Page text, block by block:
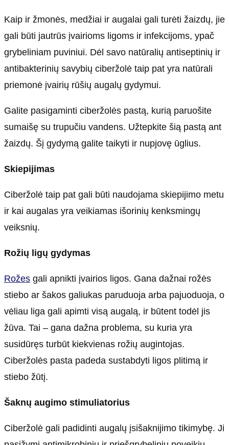
Kaip ir žmonės, medžiai ir augalai gali turėti žaizdų, jie
gali būti jautrūs įvairioms ligoms ir infekcijoms, ypač
grybeliniam puviniui. Dėl savo natūralių antiseptinių ir
antibakterinių savybių ciberžolė taip pat yra natūrali
priemonė įvairių rūšių augalų gydymui.
Galite pasigaminti ciberžolės pastą, kurią paruošite
sumaišę su trupučiu vandens. Užtepkite šią pastą ant
žaizdų. Šį gydymą galite taikyti ir nupjovę ūglius.
Skiepijimas
Ciberžolė taip pat gali būti naudojama skiepijimo metu
ir kai augalas yra veikiamas išorinių kenksmingų
veiksnių.
Rožių ligų gydymas
Rožes gali apnikti įvairios ligos. Gana dažnai rožės
stiebo ar šakos galiukas paruduoja arba pajuoduoja, o
vėliau liga gali apimti visą augalą, ir būtent todėl jis
žūva. Tai – gana dažna problema, su kuria yra
susidūręs turbūt kiekvienas rožių augintojas.
Ciberžolės pasta padeda sustabdyti ligos plitimą ir
stiebo žūtį.
Šaknų augimo stimuliatorius
Ciberžolė gali padidinti augalų įsišaknijimo tikimybę. Ji